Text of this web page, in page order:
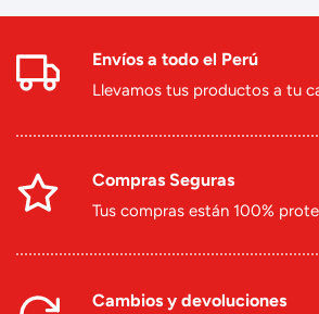
Envíos a todo el Perú
Llevamos tus productos a tu
Compras Seguras
Tus compras están 100%
Cambios y devoluciones